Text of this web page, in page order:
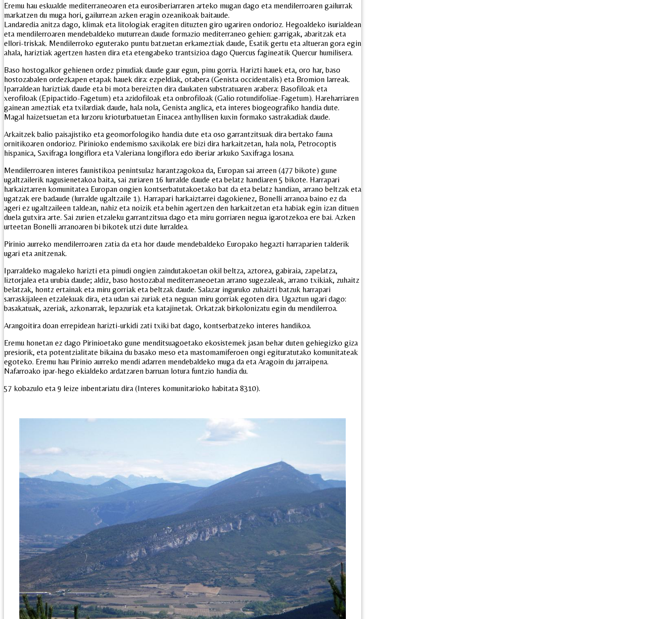
Eremu hau eskualde mediterraneoaren eta eurosiberiarraren arteko mugan dago eta mendilerroaren gailurrak
markatzen du muga hori, gailurrean azken eragin ozeanikoak baitaude.
Landaredia anitza dago, klimak eta litologiak eragiten dituzten giro ugariren ondorioz. Hegoaldeko isurialdean
eta mendilerroaren mendebaldeko muturrean daude formazio mediterraneo gehien: garrigak, abaritzak eta
ellori-triskak. Mendilerroko eguterako puntu batzuetan erkameztiak daude, Esatik gertu eta altueran gora egin
ahala, hariztiak agertzen hasten dira eta etengabeko trantsizioa dago Quercus fagineatik Quercur humilisera.
Baso hostogalkor gehienen ordez pinudiak daude gaur egun, pinu gorria. Harizti hauek eta, oro har, baso
hostozabalen ordezkapen etapak hauek dira: ezpeldiak, otabera (Genista occidentalis) eta Bromion larreak.
Iparraldean hariztiak daude eta bi mota bereizten dira daukaten substratuaren arabera: Basofiloak eta
xerofiloak (Epipactido-Fagetum) eta azidofiloak eta onbrofiloak (Galio rotundifoliae-Fagetum). Hareharriaren
gainean ameztiak eta txilardiak daude, hala nola, Genista anglica, eta interes biogeografiko handia dute.
Magal haizetsuetan eta lurzoru krioturbatuetan Einacea anthyllisen kuxin formako sastrakadiak daude.
Arkaitzek balio paisajistiko eta geomorfologiko handia dute eta oso garrantzitsuak dira bertako fauna
ornitikoaren ondorioz. Pirinioko endemismo saxikolak ere bizi dira harkaitzetan, hala nola, Petrocoptis
hispanica, Saxifraga longiflora eta Valeriana longiflora edo iberiar arkuko Saxifraga losana.
Mendilerroaren interes faunistikoa penintsulaz harantzagokoa da, Europan sai arreen (477 bikote) gune
ugaltzailerik nagusienetakoa baita, sai zuriaren 16 lurralde daude eta belatz handiaren 5 bikote. Harrapari
harkaiztarren komunitatea Europan ongien kontserbatutakoetako bat da eta belatz handian, arrano beltzak eta
ugatzak ere badaude (lurralde ugaltzaile 1). Harrapari harkaiztarrei dagokienez, Bonelli arranoa baino ez da
ageri ez ugaltzaileen taldean, nahiz eta noizik eta behin agertzen den harkaitzetan eta habiak egin izan dituen
duela gutxira arte. Sai zurien etzaleku garrantzitsua dago eta miru gorriaren negua igarotzekoa ere bai. Azken
urteetan Bonelli arranoaren bi bikotek utzi dute lurraldea.
Pirinio aurreko mendilerroaren zatia da eta hor daude mendebaldeko Europako hegazti harraparien talderik
ugari eta anitzenak.
Iparraldeko magaleko harizti eta pinudi ongien zaindutakoetan okil beltza, aztorea, gabiraia, zapelatza,
liztorjalea eta urubia daude; aldiz, baso hostozabal mediterraneoetan arrano sugezaleak, arrano txikiak, zuhaitz
belatzak, hontz ertainak eta miru gorriak eta beltzak daude. Salazar inguruko zuhaizti batzuk harrapari
sarraskijaleen etzalekuak dira, eta udan sai zuriak eta neguan miru gorriak egoten dira. Ugaztun ugari dago:
basakatuak, azeriak, azkonarrak, lepazuriak eta katajinetak. Orkatzak birkolonizatu egin du mendilerroa.
Arangoitira doan errepidean harizti-urkidi zati txiki bat dago, kontserbatzeko interes handikoa.
Eremu honetan ez dago Pirinioetako gune menditsuagoetako ekosistemek jasan behar duten gehiegizko giza
presiorik, eta potentzialitate bikaina du basako meso eta mastomamiferoen ongi egituratutako komunitateak
egoteko. Eremu hau Pirinio aurreko mendi adarren mendebaldeko muga da eta Aragoin du jarraipena.
Nafarroako ipar-hego ekialdeko ardatzaren barruan lotura funtzio handia du.
57 kobazulo eta 9 leize inbentariatu dira (Interes komunitarioko habitata 8310).